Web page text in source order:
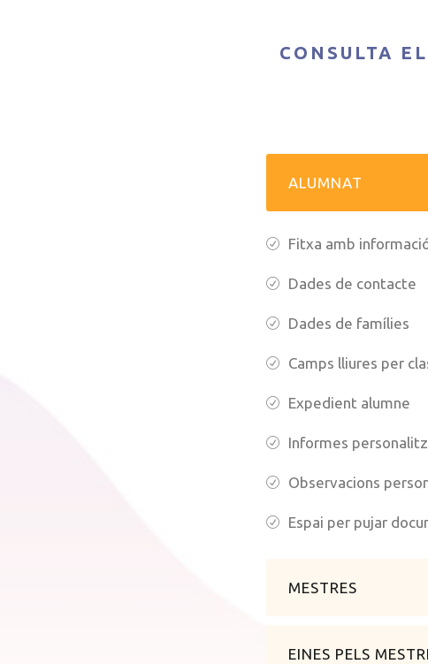
CONSULTA
ALUMNAT
Fitxa amb
Dades de contacte
Dades de famílies
Camps lliures per
Expedient alumne
Informes
Observacions
Espai per pujar
MESTRES
EINES PELS